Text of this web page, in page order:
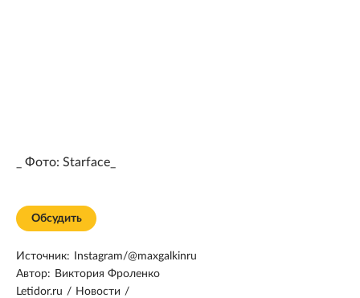
_ Фото: Starface_
Обсудить
Источник:
Instagram/@maxgalkinru
Автор: Виктория Фроленко
Letidor.ru / Новости /